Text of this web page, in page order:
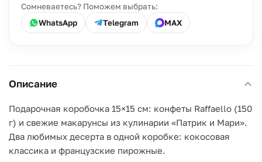
Сомневаетесь? Поможем выбрать:
WhatsApp
Telegram MAX
Описание
Подарочная коробочка 15×15 см: конфеты Raffaello (150
г) и свежие макарунсы из кулинарии «Патрик и Мари».
Два любимых десерта в одной коробке: кокосовая
классика и французские пирожные.